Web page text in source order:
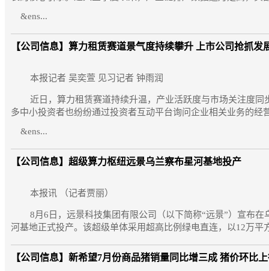
&ens...
【公司信息】 算力租赁赛道景气度持续攀升 上市公司抢抓发
本报记者 吴奕萱 见习记者 钟雨润
近日，算力租赁赛道持续升温，产业活跃度与市场关注度同
多中小投资者也纷纷通过投资者互动平台询问企业相关业务的经
&ens...
【公司信息】 超级算力枢纽远景乌兰察布星河基地投产
本报讯 （记者贾丽）
8月6日，远景科技集团有限公司（以下简称“远景”）宣布在
河基地正式投产。该超级单体采用超高比例绿电直连，以12万
【公司信息】 新希望7月份商品猪销量同比增三成 猪价环比